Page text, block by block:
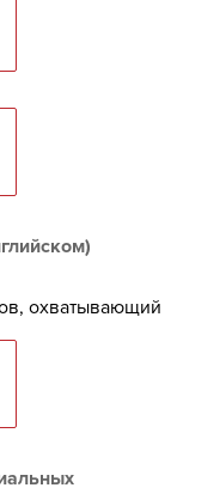
охватывающий